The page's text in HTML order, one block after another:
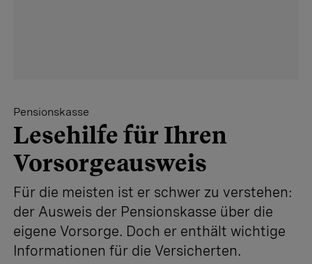
Pensionskasse
Lesehilfe für Ihren
Vorsorgeausweis
Für die meisten ist er schwer zu verstehen:
der Ausweis der Pensionskasse über die
eigene Vorsorge. Doch er enthält wichtige
Informationen für die Versicherten.